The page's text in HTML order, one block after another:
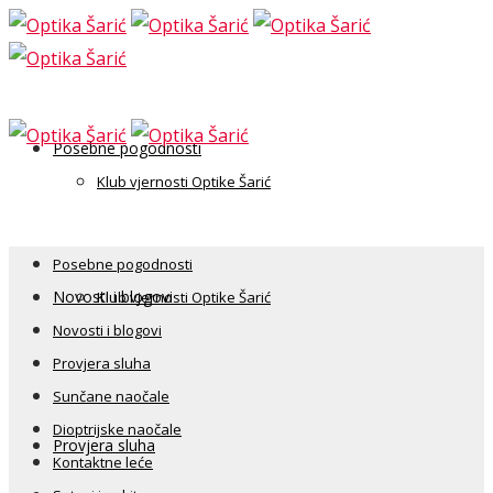
Posebne pogodnosti
Klub vjernosti Optike Šarić
Novosti i blogovi
Provjera sluha
Posebne pogodnosti
Klub vjernosti Optike Šarić
Novosti i blogovi
Provjera sluha
Sunčane naočale
Dioptrijske naočale
Kontaktne leće